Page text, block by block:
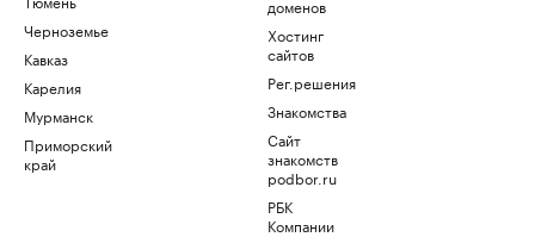
Черноземье
Кавказ
Карелия
Мурманск
Приморский
край
доменов
Хостинг
сайтов
Рег.решения
Знакомства
Сайт
знакомств
podbor.ru
РБК
Компании